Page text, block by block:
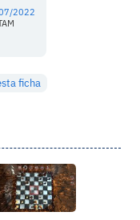
2022
ficha